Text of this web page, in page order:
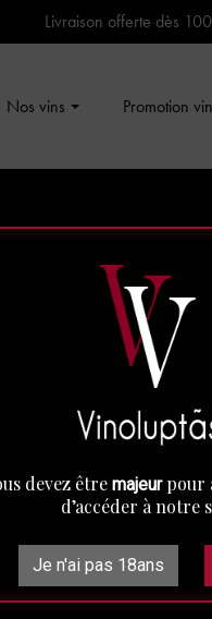
devez être majeurpour
d’accéder à notre
Je n'ai pas 18ans
Livraison offerte dès
Nos vins Promotion